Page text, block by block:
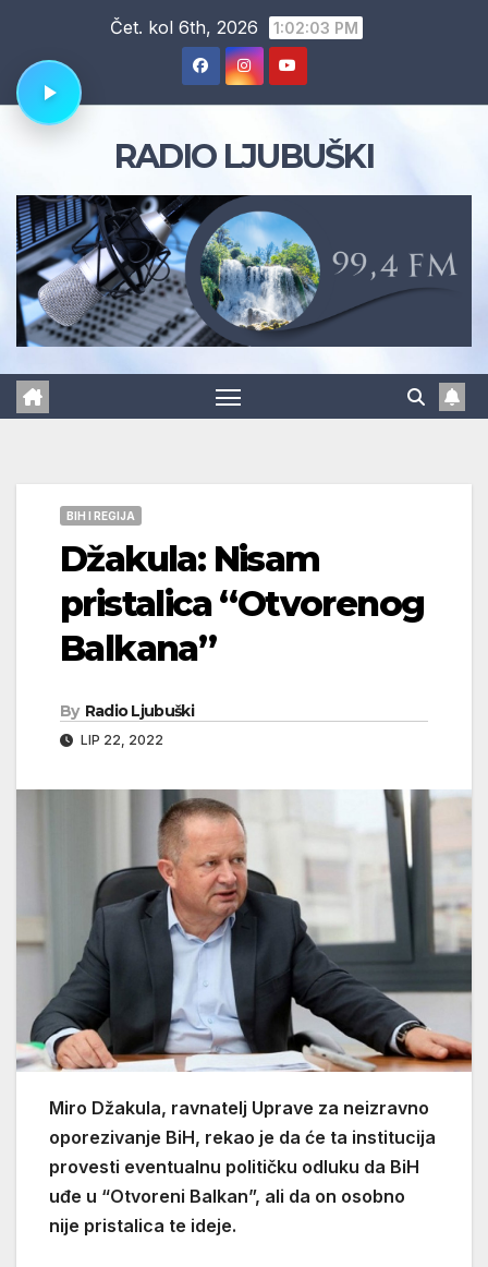
content
Čet. kol 6th, 2026 1:02:04 PM
RADIO LJUBUŠKI
BIH I REGIJA
Džakula: Nisam
pristalica “Otvorenog
Balkana”
By Radio Ljubuški
LIP 22, 2022
Miro Džakula, ravnatelj Uprave za neizravno
oporezivanje BiH, rekao je da će ta institucija
provesti eventualnu političku odluku da BiH
uđe u “Otvoreni Balkan”, ali da on osobno
nije pristalica te ideje.